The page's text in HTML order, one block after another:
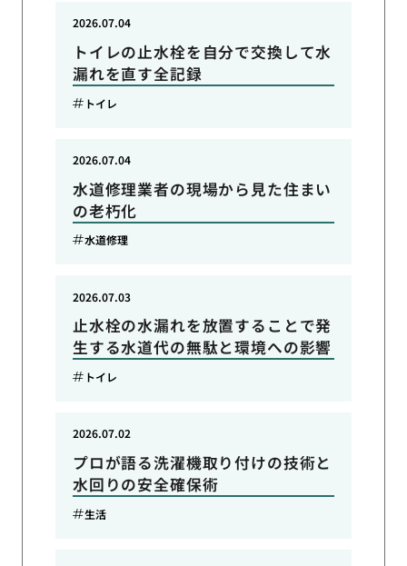
トイレの止水栓を自分で交換して水
漏れを直す全記録
2026.07.04
トイレ
水道修理業者の現場から見た住まい
の老朽化
2026.07.04
水道修理
止水栓の水漏れを放置することで発
生する水道代の無駄と環境への影響
2026.07.03
トイレ
プロが語る洗濯機取り付けの技術と
水回りの安全確保術
2026.07.02
生活